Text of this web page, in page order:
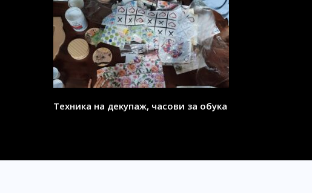
Техника на декупаж, часови за обука